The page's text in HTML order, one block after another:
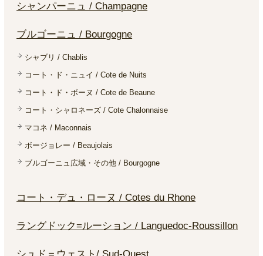
シャンパーニュ / Champagne
ブルゴーニュ / Bourgogne
シャブリ / Chablis
コート・ド・ニュイ / Cote de Nuits
コート・ド・ボーヌ / Cote de Beaune
コート・シャロネーズ / Cote Chalonnaise
マコネ / Maconnais
ボージョレー / Beaujolais
ブルゴーニュ広域・その他 / Bourgogne
コート・デュ・ローヌ / Cotes du Rhone
ラングドック=ルーション / Languedoc-Roussillon